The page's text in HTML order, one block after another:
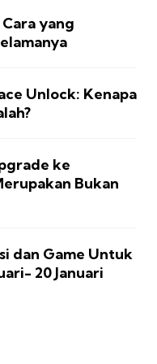
yang
Unlock: Kenapa
ke
Bukan
dan Game Untuk
20 Januari